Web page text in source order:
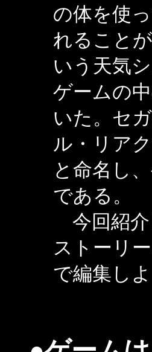
の体を使
れること
いう天気
ゲームの
いた。セ
ル・リア
と命名し
である。
今回紹介
ストーリ
で編集し